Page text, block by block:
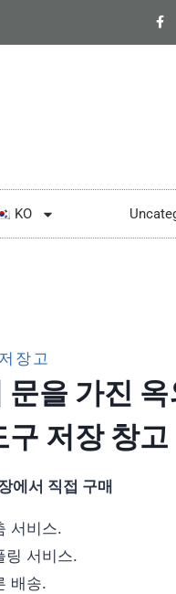
KO
장고
문을 가진
구 저장 창고
에서 직접 구매
서비스.
링 서비스.
배송.